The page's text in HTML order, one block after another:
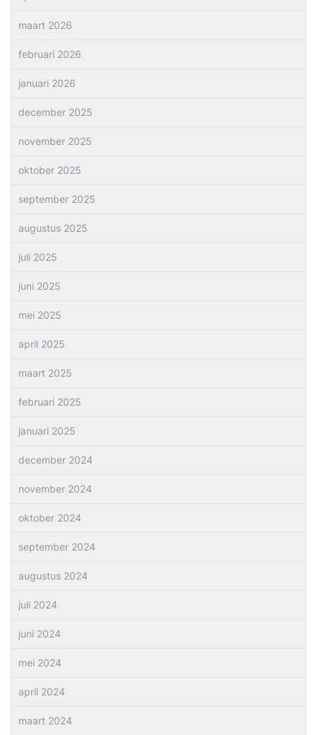
maart 2026
februari 2026
januari 2026
december 2025
november 2025
oktober 2025
september 2025
augustus 2025
juli 2025
juni 2025
mei 2025
april 2025
maart 2025
februari 2025
januari 2025
december 2024
november 2024
oktober 2024
september 2024
augustus 2024
juli 2024
juni 2024
mei 2024
april 2024
maart 2024